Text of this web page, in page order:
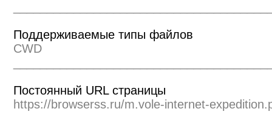
Поддерживаемые типы файлов
CWD
Постоянный URL страницы
https://browserss.ru/m.vole-internet-